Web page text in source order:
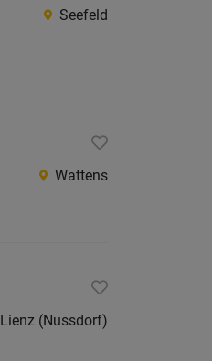
Seefeld
Wattens
Lienz (Nussdorf)